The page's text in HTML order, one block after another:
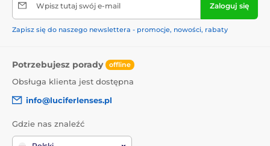
Wpisz tutaj swój e-mail Zaloguj się
Zapisz się do naszego newslettera - promocje, nowości, rabaty
Potrzebujesz porady offline
Obsługa klienta jest dostępna
info@luciferlenses.pl
Gdzie nas znaleźć